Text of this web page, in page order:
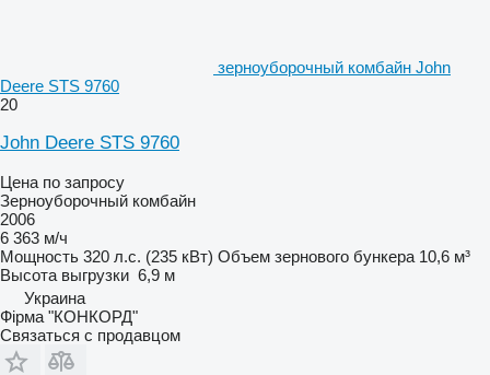
зерноуборочный комбайн John
Deere STS 9760
20
John Deere STS 9760
Цена по запросу
Зерноуборочный комбайн
2006
6 363 м/ч
Мощность 320 л.с. (235 кВт) Объем зернового бункера 10,6 м³
Высота выгрузки 6,9 м
Украина
Фірма "КОНКОРД"
Связаться с продавцом